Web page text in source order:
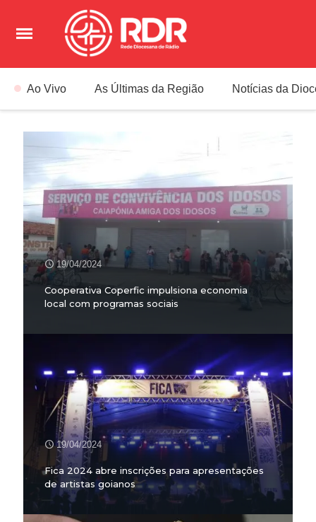
Ao Vivo As Últimas da Região Notícias da
19/04/2024
Cooperativa Coperfic impulsiona economia
local com programas sociais
19/04/2024
Fica 2024 abre inscrições para apresentações
de artistas goianos